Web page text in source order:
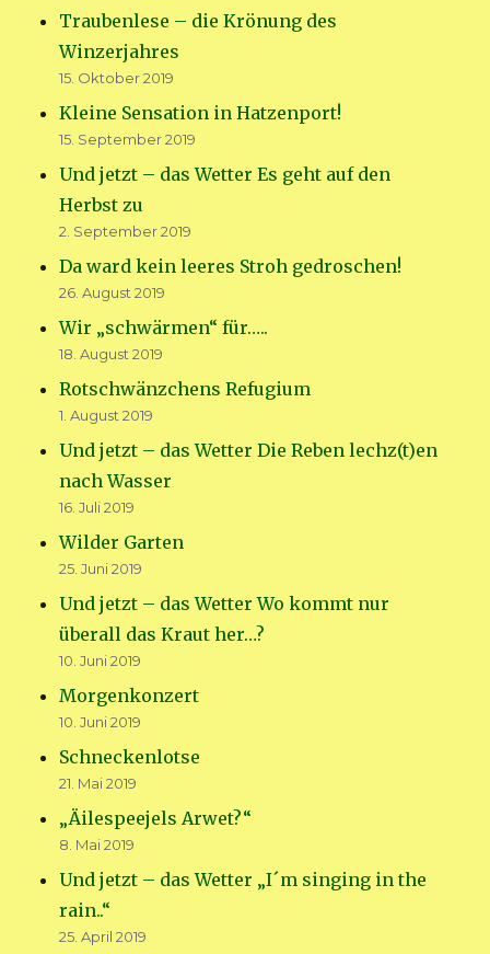
Traubenlese – die Krönung des
Winzerjahres
15. Oktober 2019
Kleine Sensation in Hatzenport!
15. September 2019
Und jetzt – das Wetter Es geht auf den
Herbst zu
2. September 2019
Da ward kein leeres Stroh gedroschen!
26. August 2019
Wir „schwärmen“ für…..
18. August 2019
Rotschwänzchens Refugium
1. August 2019
Und jetzt – das Wetter Die Reben lechz(t)en
nach Wasser
16. Juli 2019
Wilder Garten
25. Juni 2019
Und jetzt – das Wetter Wo kommt nur
überall das Kraut her…?
10. Juni 2019
Morgenkonzert
10. Juni 2019
Schneckenlotse
21. Mai 2019
„Äilespeejels Arwet?“
8. Mai 2019
Und jetzt – das Wetter „I´m singing in the
rain..“
25. April 2019